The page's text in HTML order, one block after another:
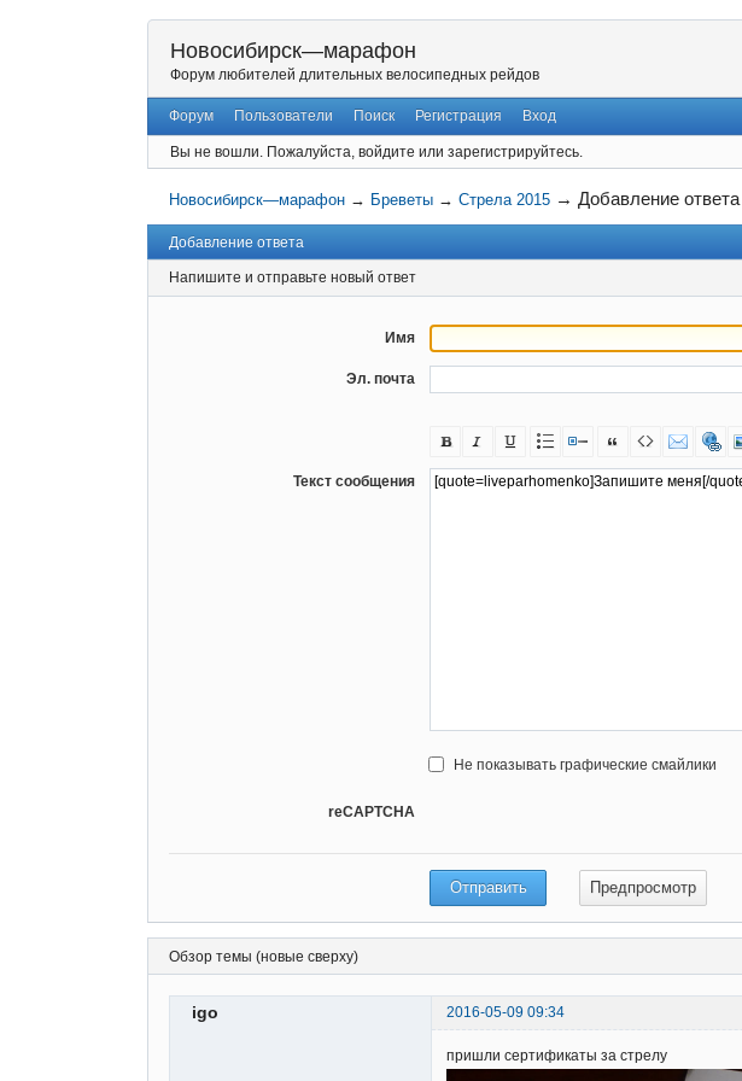
Новосибирск—марафон
Форум любителей длительных велосипедных рейдов
Форум Пользователи Поиск Регистрация Вход
Вы не вошли. Пожалуйста, войдите или зарегистрируйтесь.
Новосибирск—марафон → Бреветы →Стрела 2015 →Добавление ответа
Добавление ответа
Напишите и отправьте новый ответ
Имя
Эл. почта
Текст сообщения
Не показывать графические смайлики
reCAPTCHA
Обзор темы (новые сверху)
igo 2016-05-09 09:34
пришли сертификаты за стрелу